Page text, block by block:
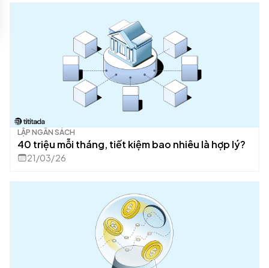
LẬP NGÂN SÁCH
40 triệu mỗi tháng, tiết kiệm bao nhiêu là hợp lý?
21/03/26